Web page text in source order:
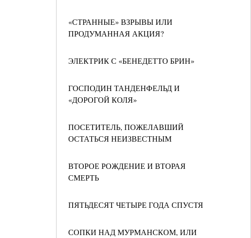
«СТРАННЫЕ» ВЗРЫВЫ ИЛИ
ПРОДУМАННАЯ АКЦИЯ?
ЭЛЕКТРИК С «БЕНЕДЕТТО БРИН»
ГОСПОДИН ТАНДЕНФЕЛЬД И
«ДОРОГОЙ КОЛЯ»
ПОСЕТИТЕЛЬ, ПОЖЕЛАВШИЙ
ОСТАТЬСЯ НЕИЗВЕСТНЫМ
ВТОРОЕ РОЖДЕНИЕ И ВТОРАЯ
СМЕРТЬ
ПЯТЬДЕСЯТ ЧЕТЫРЕ ГОДА СПУСТЯ
СОПКИ НАД МУРМАНСКОМ, ИЛИ